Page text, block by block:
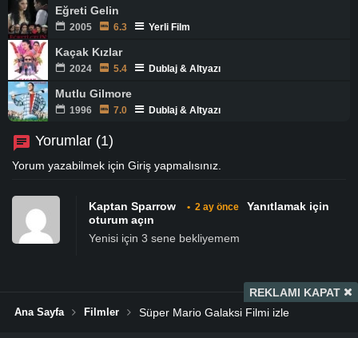
Eğreti Gelin
2005 6.3 Yerli Film
Kaçak Kızlar
2024 5.4 Dublaj & Altyazı
Mutlu Gilmore
1996 7.0 Dublaj & Altyazı
Yorumlar (1)
Yorum yazabilmek için Giriş yapmalısınız.
Kaptan Sparrow • 2 ay önce
Yanıtlamak için
oturum açın
Yenisi için 3 sene bekliyemem
Ana Sayfa Filmler Süper Mario Galaksi Filmi izle
REKLAMI KAPAT